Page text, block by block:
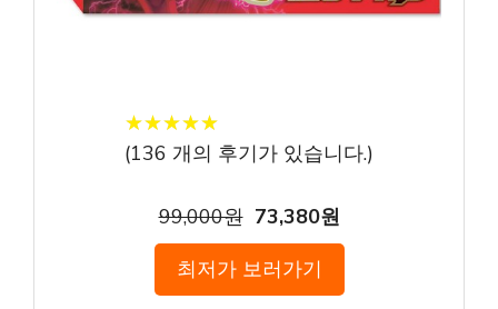
★★★★★
★★★★★
(136 개의 후기가 있습니다.)
99,000원 73,380원
최저가 보러가기